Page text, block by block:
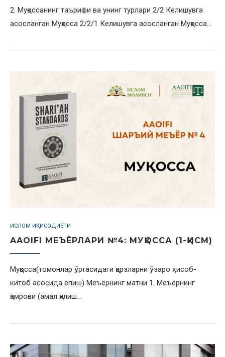
2. Муқоссанинг таърифи ва унинг турлари 2/2 Келишувга
асосланган Муқосса 2/2/1 Келишувга асосланган Муқосса…
ИСЛОМ ИҚТИСОДИЁТИ
AAOIFI МЕЪЁРЛАРИ №4: МУҚОССА (1-ҚИСМ)
Муқосса(томонлар ўртасидаги қарзларни ўзаро ҳисоб-
китоб асосида ёпиш) Меъёрнинг матни 1. Меъёрнинг
қамрови (амал қилиш…